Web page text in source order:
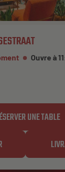
Ouvre à
UNE TABLE